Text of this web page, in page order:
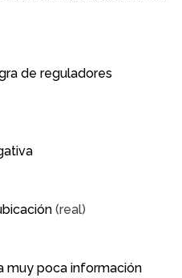
de reguladores
(real)
muy poca información